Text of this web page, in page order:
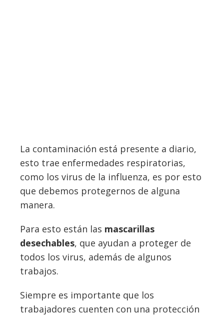
La contaminación está presente a diario,
esto trae enfermedades respiratorias,
como los virus de la influenza, es por esto
que debemos protegernos de alguna
manera.
Para esto están las mascarillas
desechables, que ayudan a proteger de
todos los virus, además de algunos
trabajos.
Siempre es importante que los
trabajadores cuenten con una protección